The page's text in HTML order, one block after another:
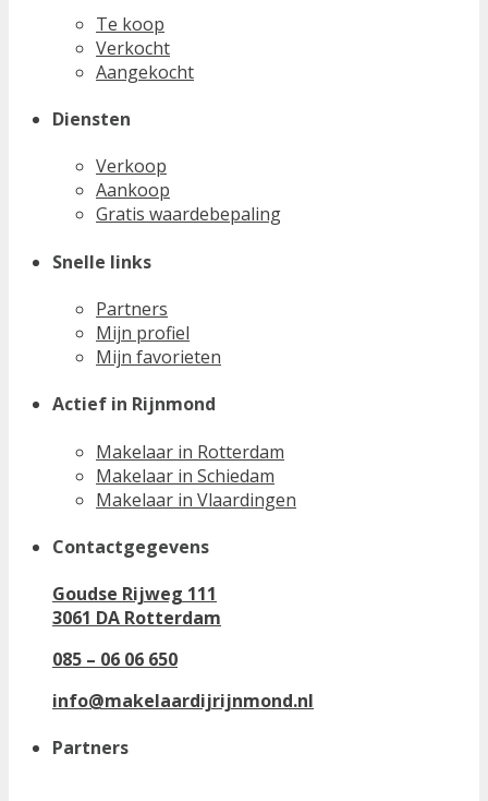
Te koop
Verkocht
Aangekocht
Diensten
Verkoop
Aankoop
Gratis waardebepaling
Snelle links
Partners
Mijn profiel
Mijn favorieten
Actief in Rijnmond
Makelaar in Rotterdam
Makelaar in Schiedam
Makelaar in Vlaardingen
Contactgegevens
Goudse Rijweg 111
3061 DA Rotterdam
085 – 06 06 650
info@makelaardijrijnmond.nl
Partners